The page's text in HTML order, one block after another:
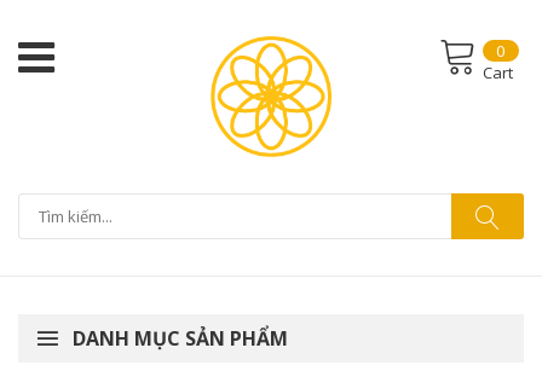
0
Cart
DANH MỤC SẢN PHẨM